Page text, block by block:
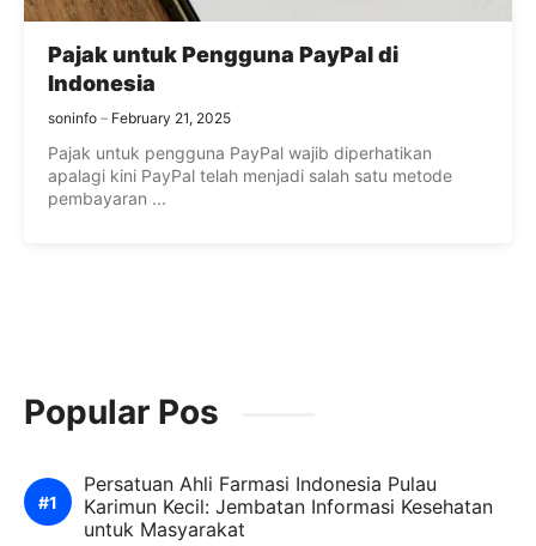
Pajak untuk Pengguna PayPal di
Indonesia
soninfo February 21, 2025
Pajak untuk pengguna PayPal wajib diperhatikan
apalagi kini PayPal telah menjadi salah satu metode
pembayaran ...
Popular Pos
Persatuan Ahli Farmasi Indonesia Pulau
Karimun Kecil: Jembatan Informasi Kesehatan
untuk Masyarakat